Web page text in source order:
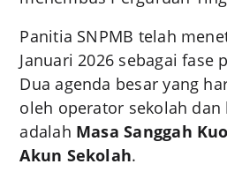
Panitia SNPMB telah
Januari 2026 sebagai fase
Dua agenda besar yang
oleh operator sekolah dan
adalah Masa Sanggah
Akun Sekolah.